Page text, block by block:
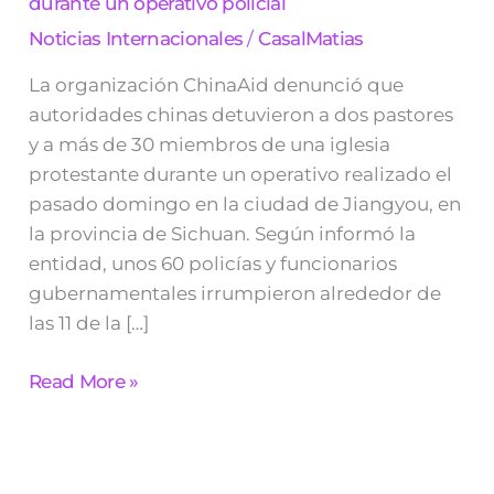
Noticias Internacionales /CasalMatias
La organización ChinaAid denunció que
autoridades chinas detuvieron a dos pastores
y a más de 30 miembros de una iglesia
protestante durante un operativo realizado el
pasado domingo en la ciudad de Jiangyou, en
la provincia de Sichuan. Según informó la
entidad, unos 60 policías y funcionarios
gubernamentales irrumpieron alrededor de
las 11 de la […]
un
operativo
Read More »